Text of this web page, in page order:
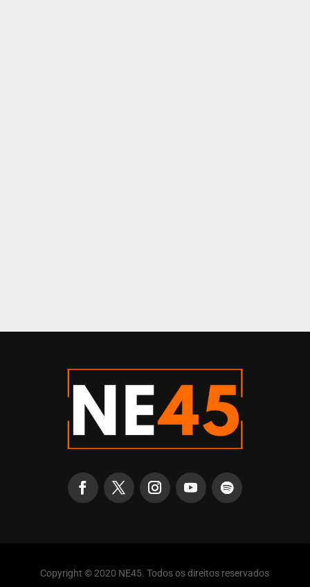
Copyright © 2020 NE45. Todos os direitos reservados